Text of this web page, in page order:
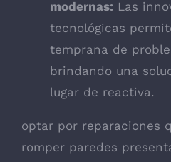
modernas: Las
tecnológicas
temprana de
brindando una
lugar de reactiva.
optar por reparaciones
romper paredes